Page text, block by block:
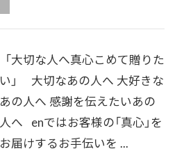
「大切な人へ真心こめて贈りた
い」 大切なあの人へ 大好きな
あの人へ 感謝を伝えたいあの
人へ enではお客様の「真心」を
お届けするお手伝いを ...